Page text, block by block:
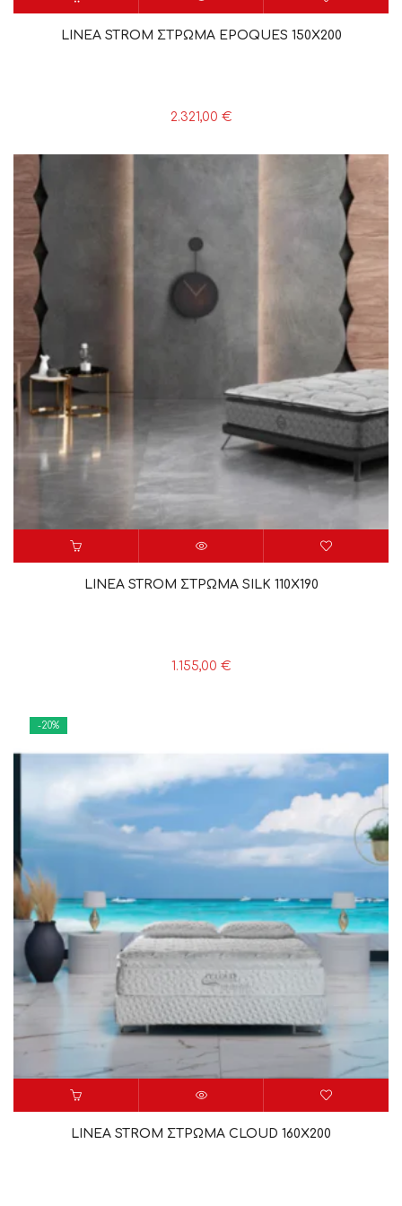
LINEA STROM ΣΤΡΩΜΑ EPOQUES 150X200
2.321,00 €
LINEA STROM ΣΤΡΩΜΑ SILK 110X190
1.155,00 €
-20%
LINEA STROM ΣΤΡΩΜΑ CLOUD 160X200